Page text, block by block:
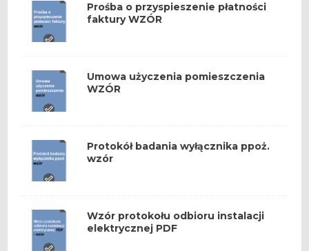
Prośba o przyspieszenie płatności
faktury WZÓR
Umowa użyczenia pomieszczenia
WZÓR
Protokół badania wyłącznika ppoż.
wzór
Wzór protokołu odbioru instalacji
elektrycznej PDF